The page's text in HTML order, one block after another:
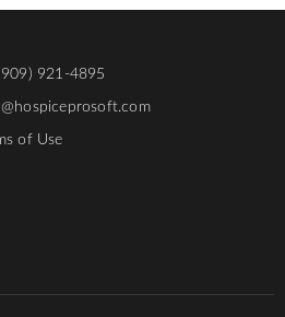
921-4895
of Use